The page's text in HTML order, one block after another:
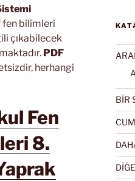
fen bilimleri
çıkabilecek
PDF
herhangi
Fen
8.
BİR